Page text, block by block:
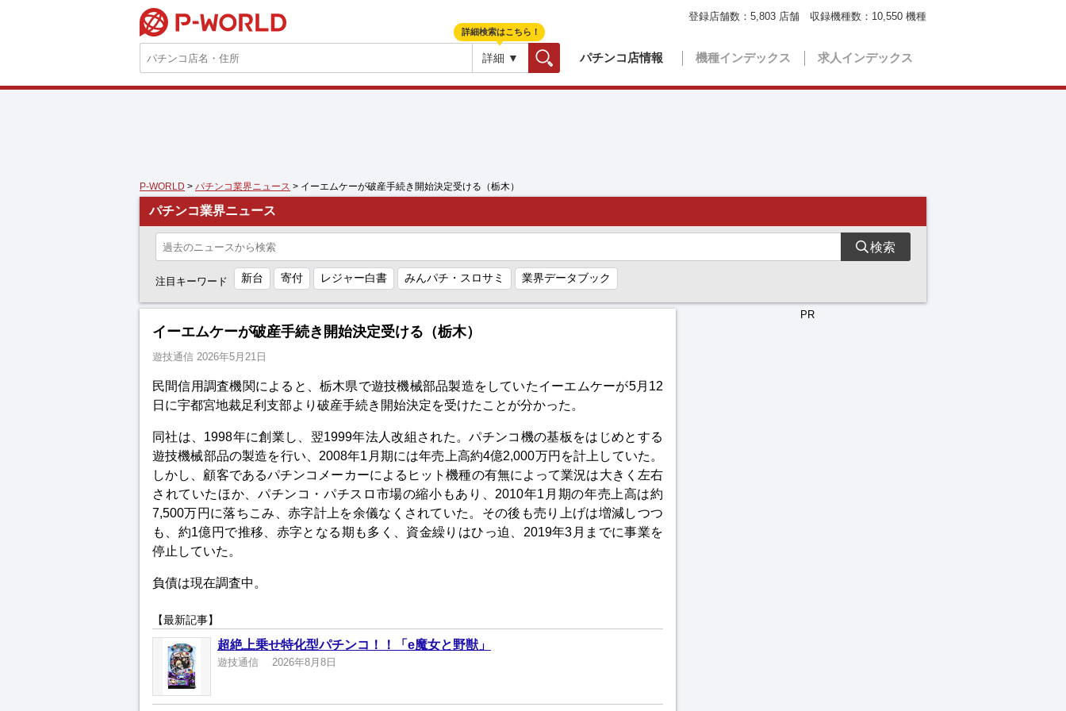
詳細 ▼ パチンコ店情報 機種インデックス 求人インデックス
登録店舗数： 5,803 店舗 収録機種数： 10,550 機種
詳細検索はこちら！
P-WORLD > パチンコ業界ニュース > イーエムケーが破産手続き開始決定受ける（栃木）
パチンコ業界ニュース
検索
注目キーワード 新台 寄付 レジャー白書 みんパチ・スロサミ 業界データブック
イーエムケーが破産手続き開始決定受ける（栃木）
遊技通信 2026年5月21日
民間信用調査機関によると、栃木県で遊技機械部品製造をしていたイーエムケーが5月12
日に宇都宮地裁足利支部より破産手続き開始決定を受けたことが分かった。
同社は、1998年に創業し、翌1999年法人改組された。パチンコ機の基板をはじめとする
遊技機械部品の製造を行い、2008年1月期には年売上高約4億2,000万円を計上していた。
しかし、顧客であるパチンコメーカーによるヒット機種の有無によって業況は大きく左右
されていたほか、パチンコ・パチスロ市場の縮小もあり、2010年1月期の年売上高は約
7,500万円に落ちこみ、赤字計上を余儀なくされていた。その後も売り上げは増減しつつ
も、約1億円で推移、赤字となる期も多く、資金繰りはひっ迫、2019年3月までに事業を
停止していた。
負債は現在調査中。
【最新記事】
超絶上乗せ特化型パチンコ！！「e魔女と野獣」
遊技通信 2026年8月8日
PR